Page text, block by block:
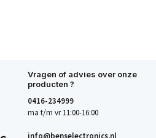
Vragen of advies over onze
producten ?
0416-234999
ma t/m vr 11:00-16:00
info@benselectronics.nl